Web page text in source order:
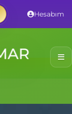
Hesabım